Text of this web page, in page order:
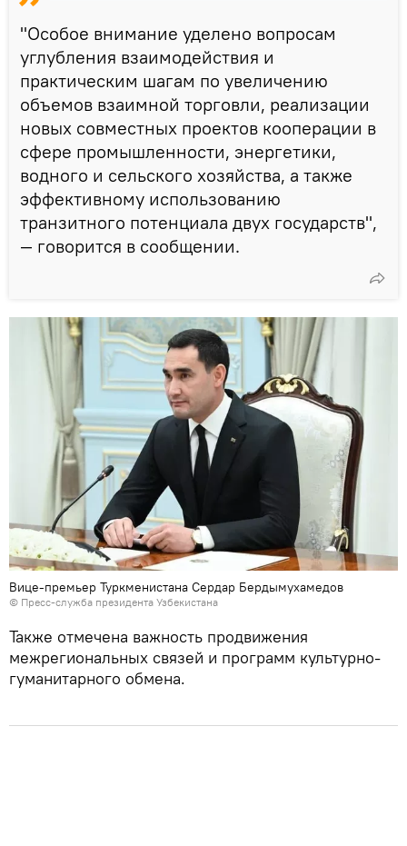
"Особое внимание уделено вопросам
углубления взаимодействия и
практическим шагам по увеличению
объемов взаимной торговли, реализации
новых совместных проектов кооперации в
сфере промышленности, энергетики,
водного и сельского хозяйства, а также
эффективному использованию
транзитного потенциала двух государств",
— говорится в сообщении.
Вице-премьер Туркменистана Сердар Бердымухамедов
© Пресс-служба президента Узбекистана
Также отмечена важность продвижения
межрегиональных связей и программ культурно-
гуманитарного обмена.